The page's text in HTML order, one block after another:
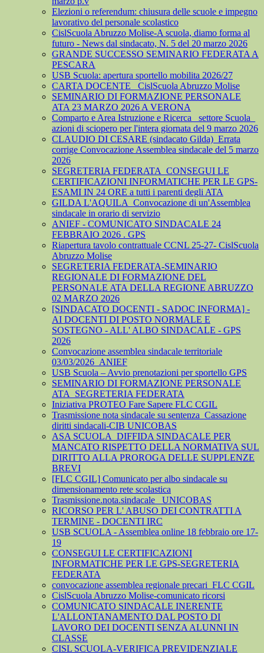
Elezioni o referendum: chiusura delle scuole e impegno
lavorativo del personale scolastico
CislScuola Abruzzo Molise-A scuola, diamo forma al
futuro - News dal sindacato, N. 5 del 20 marzo 2026
GRANDE SUCCESSO SEMINARIO FEDERATA A
PESCARA
USB Scuola: apertura sportello mobilita 2026/27
CARTA DOCENTE_ CislScuola Abruzzo Molise
SEMINARIO DI FORMAZIONE PERSONALE
ATA 23 MARZO 2026 A VERONA
Comparto e Area Istruzione e Ricerca_ settore Scuola_
azioni di sciopero per l'intera giornata del 9 marzo 2026
CLAUDIO DI CESARE (sindacato Gilda)_Errata
corrige Convocazione Assemblea sindacale del 5 marzo
2026
SEGRETERIA FEDERATA_CONSEGUI LE
CERTIFICAZIONI INFORMATICHE PER LE GPS-
ESAMI IN 24 ORE a tutti i parenti degli ATA
GILDA L'AQUILA_Convocazione di un'Assemblea
sindacale in orario di servizio
ANIEF - COMUNICATO SINDACALE 24
FEBBRAIO 2026 . GPS
Riapertura tavolo contrattuale CCNL 25-27- CislScuola
Abruzzo Molise
SEGRETERIA FEDERATA-SEMINARIO
REGIONALE DI FORMAZIONE DEL
PERSONALE ATA DELLA REGIONE ABRUZZO
02 MARZO 2026
[SINDACATO DOCENTI - SADOC INFORMA] -
AI DOCENTI DI POSTO NORMALE E
SOSTEGNO - ALL' ALBO SINDACALE - GPS
2026
Convocazione assemblea sindacale territoriale
03/03/2026_ANIEF
USB Scuola – Avvio prenotazioni per sportello GPS
SEMINARIO DI FORMAZIONE PERSONALE
ATA_SEGRETERIA FEDERATA
Iniziativa PROTEO Fare Sapere FLC CGIL
Trasmissione nota sindacale su sentenza_Cassazione
diritti sindacali-CIB UNICOBAS
ASA SCUOLA_DIFFIDA SINDACALE PER
MANCATO RISPETTO DELLA NORMATIVA SUL
DIRITTO ALLA PROROGA DELLE SUPPLENZE
BREVI
[FLC CGIL] Comunicato per albo sindacale su
dimensionamento rete scolastica
Trasmissione.nota.sindacale _UNICOBAS
RICORSO PER L' ABUSO DEI CONTRATTI A
TERMINE - DOCENTI IRC
USB SCUOLA - Assemblea online 18 febbraio ore 17-
19
CONSEGUI LE CERTIFICAZIONI
INFORMATICHE PER LE GPS-SEGRETERIA
FEDERATA
convocazione assemblea regionale precari_FLC CGIL
CislScuola Abruzzo Molise-comunicato ricorsi
COMUNICATO SINDACALE INERENTE
L'ALLONTANAMENTO DAL POSTO DI
LAVORO DEI DOCENTI SENZA ALUNNI IN
CLASSE
CISL SCUOLA-VERIFICA PREVIDENZIALE